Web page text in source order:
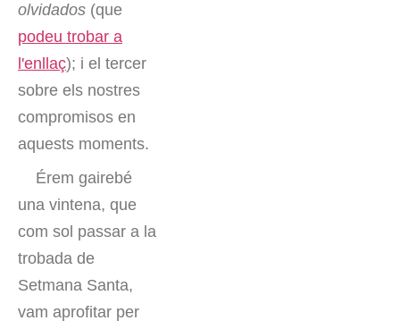
olvidados (que
podeu trobar a
l'enllaç); i el tercer
sobre els nostres
compromisos en
aquests moments.
Érem gairebé
una vintena, que
com sol passar a la
trobada de
Setmana Santa,
vam aprofitar per